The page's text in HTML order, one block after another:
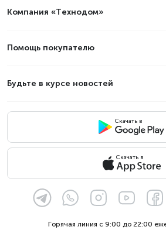
Компания «Технодом»
Помощь покупателю
Будьте в курсе новостей
Скачать в
Скачать в
Горячая линия с 9:00 до 22:00